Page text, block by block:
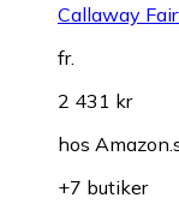
Callaway
fr.
2 431 kr
hos
+7 butiker